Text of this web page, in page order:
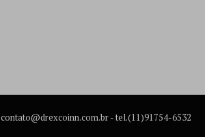
contato@drexcoinn.com.br- tel.(11)91754-6532